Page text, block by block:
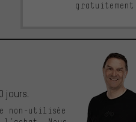
jours.
non-utilisée